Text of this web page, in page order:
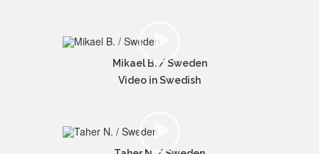
Mikael B. / Sweden
Video in Swedish